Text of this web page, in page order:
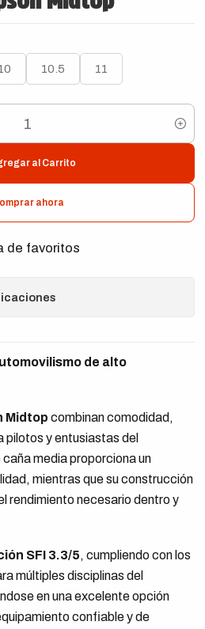
10.5 11
al Carrito
ahora
de favoritos
de alto
Midtop combinan comodidad,
y entusiastas del
media proporciona un
mientras que su construcción
rendimiento necesario dentro y
SFI 3.3/5, cumpliendo con los
múltiples disciplinas del
en una excelente opción
confiable y de